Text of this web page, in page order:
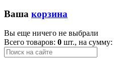
Ваша корзина
Вы еще ничего не выбрали
Всего товаров: 0 шт., на сумму: